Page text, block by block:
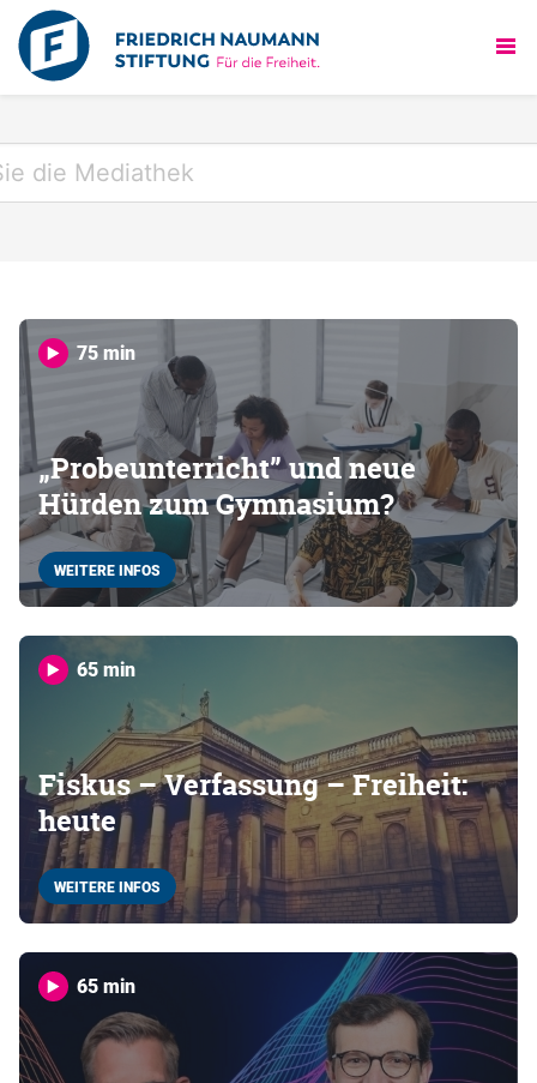
75 min
„Probeunterricht” und neue
Hürden zum Gymnasium?
WEITERE INFOS
65 min
Fiskus – Verfassung – Freiheit:
heute
WEITERE INFOS
65 min